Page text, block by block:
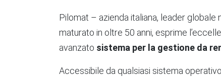
Pilomat – azienda italiana, leader globale
maturato in oltre 50 anni, esprime
avanzato sistema per la gestione da
Accessibile da qualsiasi sistema